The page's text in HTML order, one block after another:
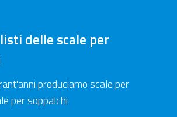
delle scale per
produciamo scale per
per soppalchi